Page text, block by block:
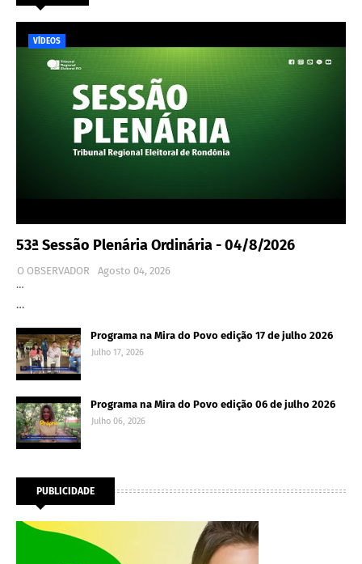
VÍDEOS
53ª Sessão Plenária Ordinária - 04/8/2026
O OBSERVADOR
Agosto 04, 2026
…
…
Programa na Mira do Povo edição 17 de julho 2026
Julho 17, 2026
Programa na Mira do Povo edição 06 de julho 2026
Julho 06, 2026
PUBLICIDADE